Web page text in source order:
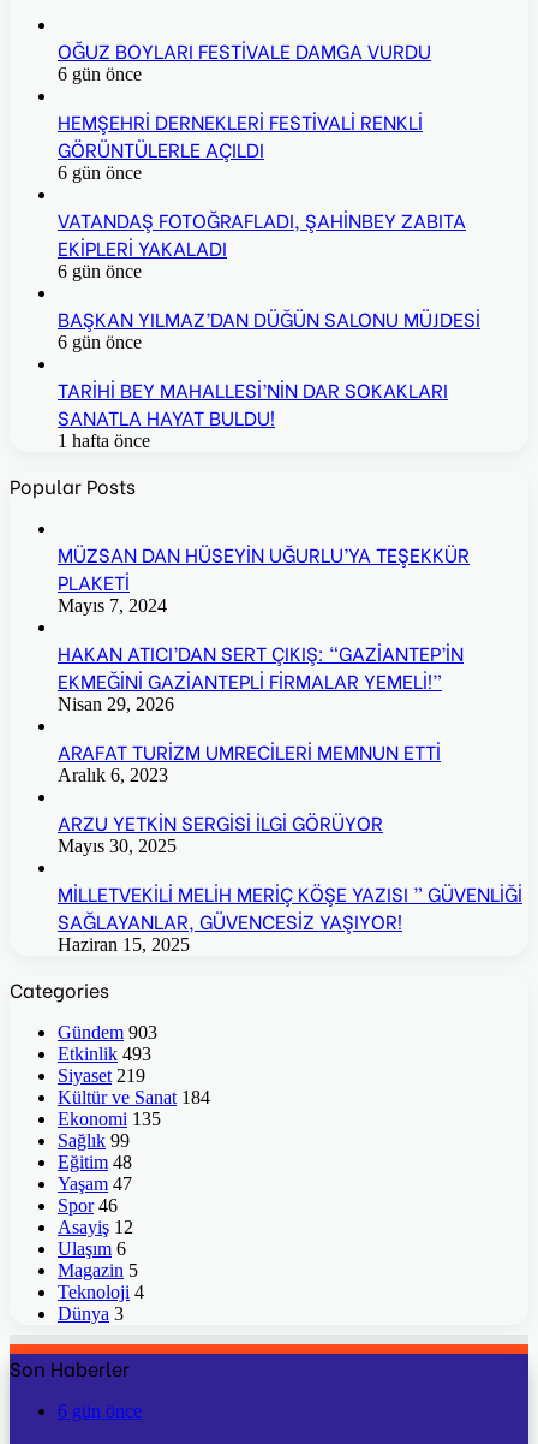
OĞUZ BOYLARI FESTİVALE DAMGA VURDU
6 gün önce
HEMŞEHRİ DERNEKLERİ FESTİVALİ RENKLİ
GÖRÜNTÜLERLE AÇILDI
6 gün önce
VATANDAŞ FOTOĞRAFLADI, ŞAHİNBEY ZABITA
EKİPLERİ YAKALADI
6 gün önce
BAŞKAN YILMAZ’DAN DÜĞÜN SALONU MÜJDESİ
6 gün önce
TARİHİ BEY MAHALLESİ’NİN DAR SOKAKLARI
SANATLA HAYAT BULDU!
1 hafta önce
Popular Posts
MÜZSAN DAN HÜSEYİN UĞURLU’YA TEŞEKKÜR
PLAKETİ
Mayıs 7, 2024
HAKAN ATICI’DAN SERT ÇIKIŞ: “GAZİANTEP’İN
EKMEĞİNİ GAZİANTEPLİ FİRMALAR YEMELİ!”
Nisan 29, 2026
ARAFAT TURİZM UMRECİLERİ MEMNUN ETTİ
Aralık 6, 2023
ARZU YETKİN SERGİSİ İLGİ GÖRÜYOR
Mayıs 30, 2025
MİLLETVEKİLİ MELİH MERİÇ KÖŞE YAZISI ” GÜVENLİĞİ
SAĞLAYANLAR, GÜVENCESİZ YAŞIYOR!
Haziran 15, 2025
Categories
Gündem 903
Etkinlik 493
Siyaset 219
Kültür ve Sanat 184
Ekonomi 135
Sağlık 99
Eğitim 48
Yaşam 47
Spor 46
Asayiş 12
Ulaşım 6
Magazin 5
Teknoloji 4
Dünya 3
Son Haberler
6 gün önce